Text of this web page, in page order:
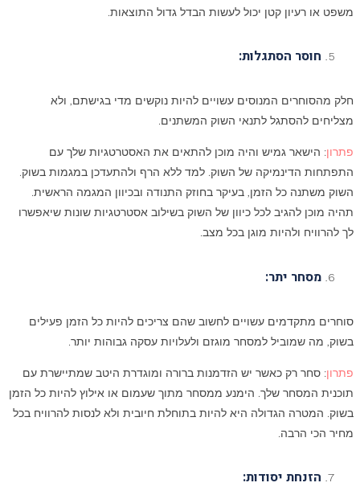
משפט או רעיון קטן יכול לעשות הבדל גדול התוצאות.
חוסר הסתגלות:
חלק מהסוחרים המנוסים עשויים להיות נוקשים מדי בגישתם, ולא
מצליחים להסתגל לתנאי השוק המשתנים.
פתרון: הישאר גמיש והיה מוכן להתאים את האסטרטגיות שלך עם
התפתחות הדינמיקה של השוק. למד ללא הרף ולהתעדכן במגמות בשוק.
השוק משתנה כל הזמן, בעיקר בחוזק התנודה ובכיוון המגמה הראשית.
תהיה מוכן להגיב לכל כיוון של השוק בשילוב אסטרטגיות שונות שיאפשרו
לך להרוויח ולהיות מוגן בכל מצב.
מסחר יתר:
סוחרים מתקדמים עשויים לחשוב שהם צריכים להיות כל הזמן פעילים
בשוק, מה שמוביל למסחר מוגזם ולעלויות עסקה גבוהות יותר.
פתרון: סחר רק כאשר יש הזדמנות ברורה ומוגדרת היטב שמתיישרת עם
תוכנית המסחר שלך. הימנע ממסחר מתוך שעמום או אילוץ להיות כל הזמן
בשוק. המטרה הגדולה היא להיות בתוחלת חיובית ולא לנסות להרוויח בכל
מחיר הכי הרבה.
הזנחת יסודות: